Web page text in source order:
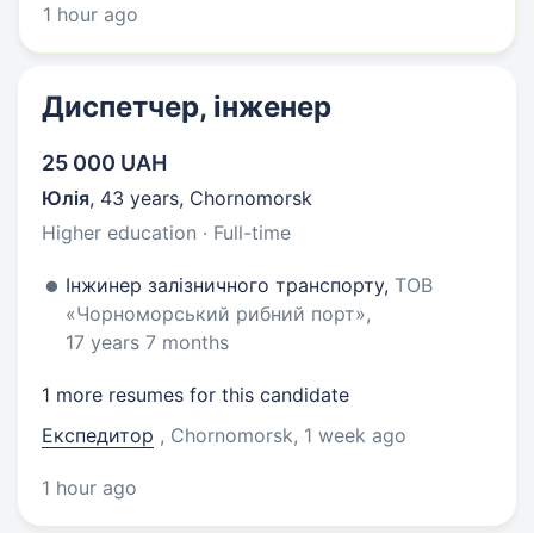
1 hour ago
Диспетчер, інженер
25 000 UAH
Юлія, 43 years, Chornomorsk
Higher education · Full-time
Інжинер залізничного транспорту, ТОВ
«Чорноморський рибний порт»,
17 years 7 months
1 more resumes for this candidate
Експедитор , Chornomorsk, 1 week ago
1 hour ago